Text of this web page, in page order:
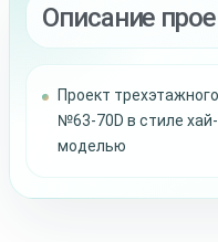
Описание
Проект
№63-70D в стиле
моделью